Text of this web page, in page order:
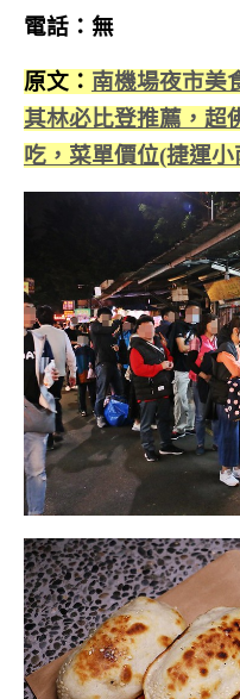
電話：無
原文： 南機場夜市美
其林必比登推薦，超
吃，菜單價位(捷運小